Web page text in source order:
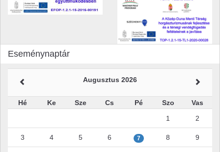
Eseménynaptár
Augusztus 2026
Hé Ke Sze Cs Pé Szo
Vas
1
2
3 4 5 6 7 8 9